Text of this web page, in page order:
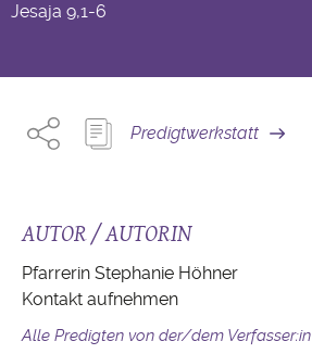
Jesaja 9,1-6
Predigtwerkstatt
AUTOR / AUTORIN
Pfarrerin Stephanie Höhner
Kontakt aufnehmen
Alle Predigten von der/dem Verfasser:in